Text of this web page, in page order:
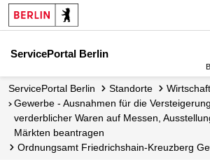
ServicePortal Berlin
ServicePortal Berlin Standorte
Wirtschaft
Gewerbe - Ausnahmen für die Versteigerung leicht
verderblicher Waren auf Messen,
Märkten beantragen
Ordnungsamt Friedrichshain-Kreuzberg